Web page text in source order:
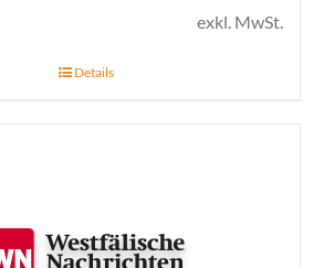
exkl. MwSt.
Details